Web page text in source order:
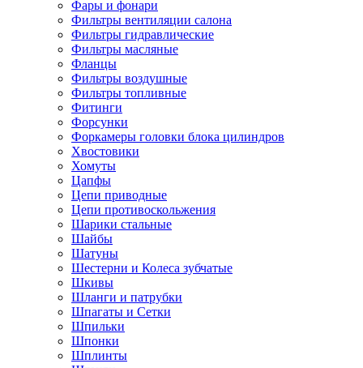
Фары и фонари
Фильтры вентиляции салона
Фильтры гидравлические
Фильтры масляные
Фланцы
Фильтры воздушные
Фильтры топливные
Фитинги
Форсунки
Форкамеры головки блока цилиндров
Хвостовики
Хомуты
Цапфы
Цепи приводные
Цепи противоскольжения
Шарики стальные
Шайбы
Шатуны
Шестерни и Колеса зубчатые
Шкивы
Шланги и патрубки
Шпагаты и Сетки
Шпильки
Шпонки
Шплинты